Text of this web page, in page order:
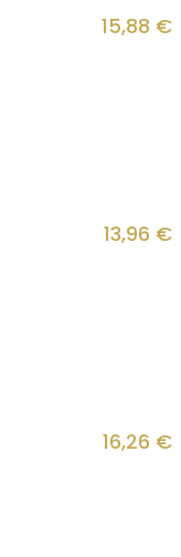
15,88 €
13,96 €
16,26 €